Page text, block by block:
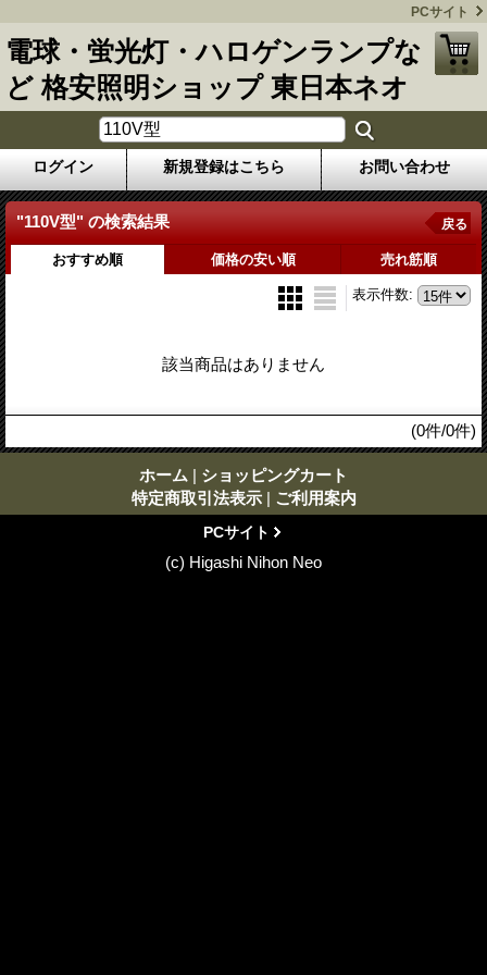
PCサイト
電球・蛍光灯・ハロゲンランプな
ど 格安照明ショップ 東日本ネオ
ログイン 新規登録はこちら お問い合わせ
"110V型" の検索結果 戻る
おすすめ順 価格の安い順 売れ筋順
表示件数:
該当商品はありません
(0件/0件)
ホーム | ショッピングカート
特定商取引法表示 | ご利用案内
PCサイト
(c) Higashi Nihon Neo